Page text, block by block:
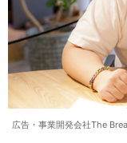
広告・事業開発会社The